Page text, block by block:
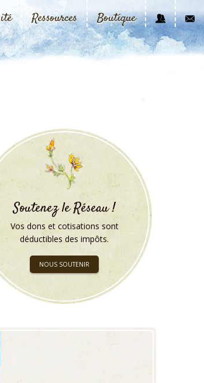
Ressources Boutique
Soutenez le Réseau !
Vos dons et cotisations sont
déductibles des impôts.
NOUS SOUTENIR